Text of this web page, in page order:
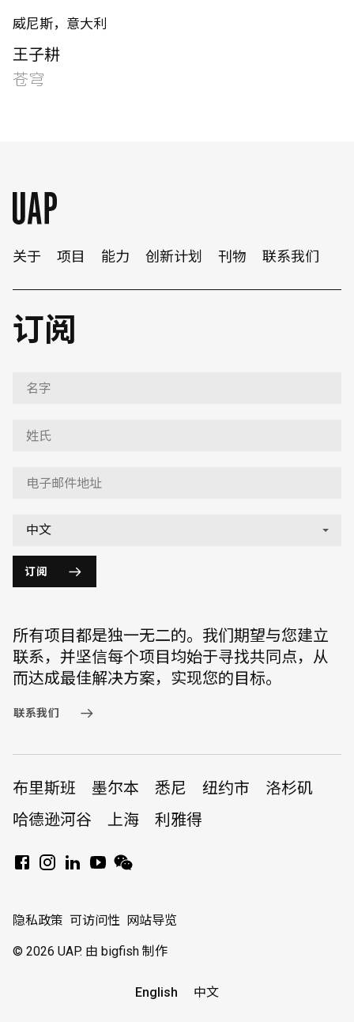
威尼斯，意大利
王子耕
苍穹
关于 项目 能力 创新计划 刊物 联系我们
订阅
订阅
所有项目都是独一无二的。我们期望与您建立
联系，并坚信每个项目均始于寻找共同点，从
而达成最佳解决方案，实现您的目标。
联系我们
布里斯班 墨尔本 悉尼 纽约市
洛杉矶
哈德逊河谷
上海 利雅得
隐私政策 可访问性 网站导览
© 2026 UAP. 由 bigfish 制作
English 中文